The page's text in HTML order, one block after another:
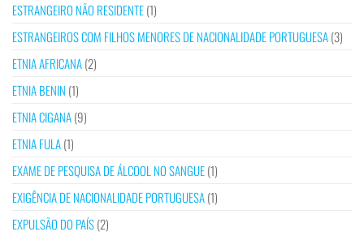
ESTRANGEIRO NÃO RESIDENTE(1)
ESTRANGEIROS COM FILHOS MENORES DE NACIONALIDADE PORTUGUESA(3)
ETNIA AFRICANA(2)
ETNIA BENIN (1)
ETNIA CIGANA(9)
ETNIA FULA(1)
EXAME DE PESQUISA DE ÁLCOOL NO SANGUE(1)
EXIGÊNCIA DE NACIONALIDADE PORTUGUESA(1)
EXPULSÃO DO PAÍS(2)